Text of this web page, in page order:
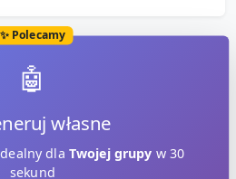
✨ Polecamy
🤖
własne
dla Twojej grupy w 30
sekund